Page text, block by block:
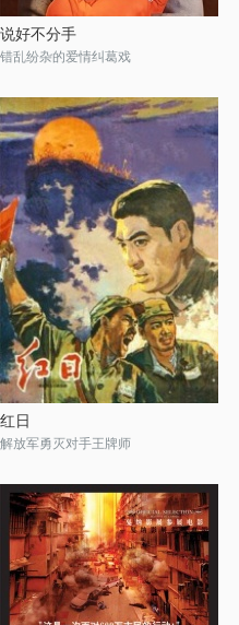
说好不分手
错乱纷杂的爱情纠葛戏
红日
解放军勇灭对手王牌师